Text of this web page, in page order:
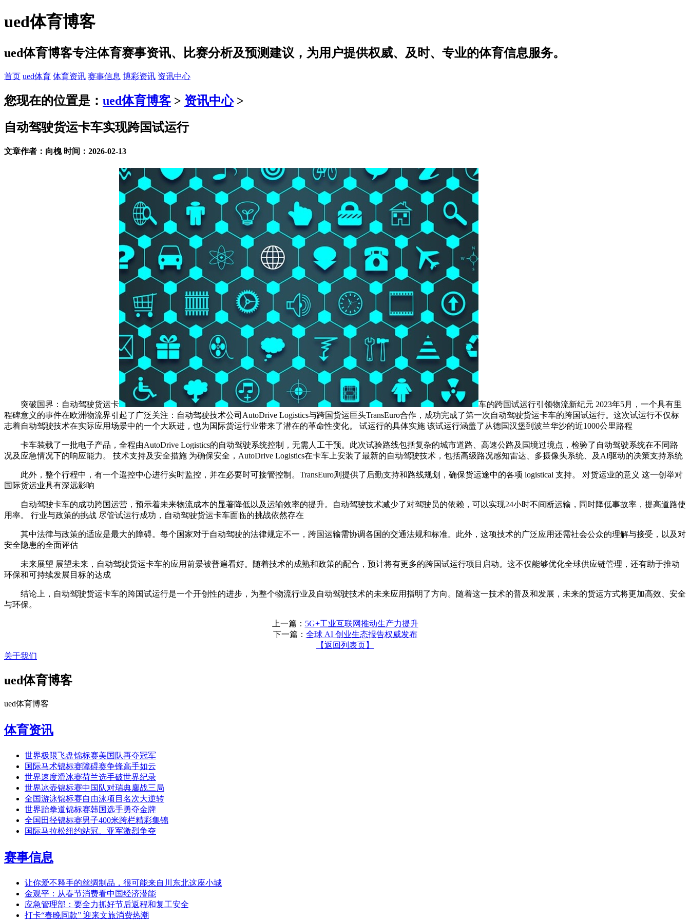
ued体育博客
ued体育博客专注体育赛事资讯、比赛分析及预测建议，为用户提供权威、及时、专业的体育信息服务。
首页 ued体育 体育资讯 赛事信息 博彩资讯 资讯中心
您现在的位置是： ued体育博客 > 资讯中心>
自动驾驶货运卡车实现跨国试运行
文章作者：向槐 时间：2026-02-13
突破国界：自动驾驶货运卡
车的跨国试运行引领物流新纪元 2023年5月，一个具有里
程碑意义的事件在欧洲物流界引起了广泛关注：自动驾驶技术公司AutoDrive Logistics与跨国货运巨头TransEuro合作，成功完成了第一次自动驾驶货运卡车的跨国试运行。这次试运行不仅标
志着自动驾驶技术在实际应用场景中的一个大跃进，也为国际货运行业带来了潜在的革命性变化。 试运行的具体实施 该试运行涵盖了从德国汉堡到波兰华沙的近1000公里路程
卡车装载了一批电子产品，全程由AutoDrive Logistics的自动驾驶系统控制，无需人工干预。此次试验路线包括复杂的城市道路、高速公路及国境过境点，检验了自动驾驶系统在不同路
况及应急情况下的响应能力。 技术支持及安全措施 为确保安全，AutoDrive Logistics在卡车上安装了最新的自动驾驶技术，包括高级路况感知雷达、多摄像头系统、及AI驱动的决策支持系统
此外，整个行程中，有一个遥控中心进行实时监控，并在必要时可接管控制。TransEuro则提供了后勤支持和路线规划，确保货运途中的各项 logistical 支持。 对货运业的意义 这一创举对
国际货运业具有深远影响
自动驾驶卡车的成功跨国运营，预示着未来物流成本的显著降低以及运输效率的提升。自动驾驶技术减少了对驾驶员的依赖，可以实现24小时不间断运输，同时降低事故率，提高道路使
用率。 行业与政策的挑战 尽管试运行成功，自动驾驶货运卡车面临的挑战依然存在
其中法律与政策的适应是最大的障碍。每个国家对于自动驾驶的法律规定不一，跨国运输需协调各国的交通法规和标准。此外，这项技术的广泛应用还需社会公众的理解与接受，以及对
安全隐患的全面评估
未来展望 展望未来，自动驾驶货运卡车的应用前景被普遍看好。随着技术的成熟和政策的配合，预计将有更多的跨国试运行项目启动。这不仅能够优化全球供应链管理，还有助于推动
环保和可持续发展目标的达成
结论上，自动驾驶货运卡车的跨国试运行是一个开创性的进步，为整个物流行业及自动驾驶技术的未来应用指明了方向。随着这一技术的普及和发展，未来的货运方式将更加高效、安全
与环保。
上一篇： 5G+工业互联网推动生产力提升
下一篇： 全球 AI 创业生态报告权威发布
【返回列表页】
关于我们
ued体育博客
ued体育博客
体育资讯
世界极限飞盘锦标赛美国队再夺冠军
国际马术锦标赛障碍赛争锋高手如云
世界速度滑冰赛荷兰选手破世界纪录
世界冰壶锦标赛中国队对瑞典鏖战三局
全国游泳锦标赛自由泳项目名次大逆转
世界跆拳道锦标赛韩国选手勇夺金牌
全国田径锦标赛男子400米跨栏精彩集锦
国际马拉松纽约站冠、亚军激烈争夺
赛事信息
让你爱不释手的丝绸制品，很可能来自川东北这座小城
金观平：从春节消费看中国经济潜能
应急管理部：要全力抓好节后返程和复工安全
打卡“春晚同款” 迎来文旅消费热潮